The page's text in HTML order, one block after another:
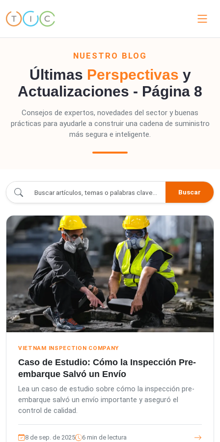
NUESTRO BLOG
Últimas Perspectivas y
Actualizaciones - Página 8
Consejos de expertos, novedades del sector y buenas
prácticas para ayudarle a construir una cadena de suministro
más segura e inteligente.
Buscar
VIETNAM INSPECTION COMPANY
Caso de Estudio: Cómo la Inspección Pre-
embarque Salvó un Envío
Lea un caso de estudio sobre cómo la inspección pre-
embarque salvó un envío importante y aseguró el
control de calidad.
8 de sep. de 2025 6 min de lectura